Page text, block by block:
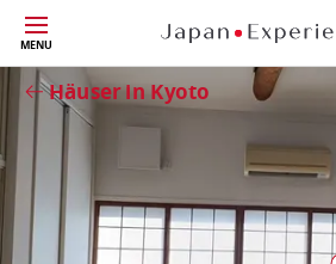
Größe
MENU
Häuser in Kyoto
Schließen
Schließen